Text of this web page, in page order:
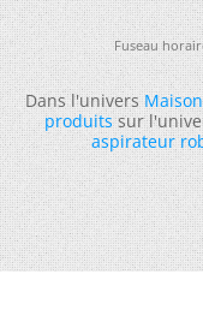
Fuseau
Dans l'universMaison
produitssur
aspirateur